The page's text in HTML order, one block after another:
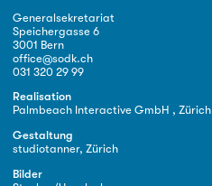
Generalsekretariat
Speichergasse 6
3001 Bern
office@sodk.ch
031 320 29 99
Realisation
Palmbeach Interactive GmbH , Zürich
Gestaltung
studiotanner, Zürich
Bilder